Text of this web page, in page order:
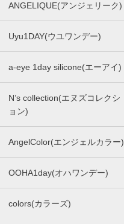
ANGELIQUE(アンジェリーク)
Uyu1DAY(ウユワンデー)
a-eye 1day silicone(エーアイ)
N’s collection(エヌズコレクシ
ョン)
AngelColor(エンジェルカラー)
OOHA1day(オハワンデー)
colors(カラーズ)